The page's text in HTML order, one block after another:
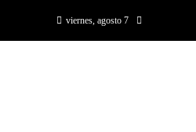
viernes, agosto 7